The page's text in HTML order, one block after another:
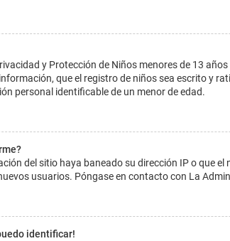
y Protección de Niños menores de 13
que el registro de niños sea escrito y
personal identificable de un menor de edad.
del sitio haya baneado su dirección IP o que
usuarios. Póngase en contacto con La
identificar!